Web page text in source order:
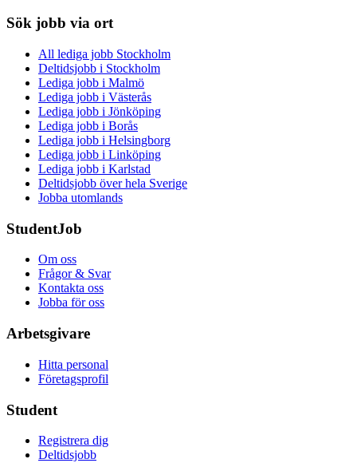
Sök jobb via ort
All lediga jobb Stockholm
Deltidsjobb i Stockholm
Lediga jobb i Malmö
Lediga jobb i Västerås
Lediga jobb i Jönköping
Lediga jobb i Borås
Lediga jobb i Helsingborg
Lediga jobb i Linköping
Lediga jobb i Karlstad
Deltidsjobb över hela Sverige
Jobba utomlands
StudentJob
Om oss
Frågor & Svar
Kontakta oss
Jobba för oss
Arbetsgivare
Hitta personal
Företagsprofil
Student
Registrera dig
Deltidsjobb